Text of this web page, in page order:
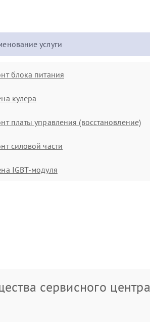
услуги
блока питания
кулера
платы управления (восстановление)
силовой части
IGBT-модуля
сервисного центра